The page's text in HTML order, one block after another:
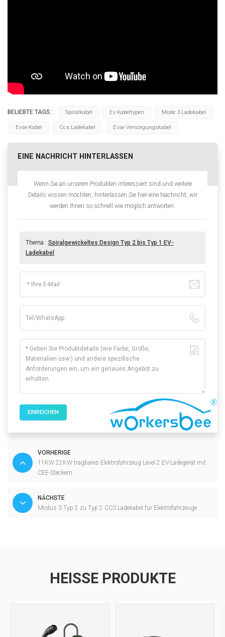
BELIEBTE TAGS : Spiralkabel Ev Kabeltypen Mode 3 Ladekabel
Evse-Kabel Ccs Ladekabel Evse Versorgungskabel
EINE NACHRICHT HINTERLASSEN
Wenn Sie an unseren Produkten interessiert sind und weitere
Details wissen möchten, hinterlassen Sie hier eine Nachricht, wir
werden Ihnen so schnell wie möglich antworten.
Thema : Spiralgewickeltes Design Typ 2 bis Typ 1 EV-
Ladekabel
EINREICHEN
VORHERIGE
11KW 22KW tragbares Elektrofahrzeug Level 2 EV-Ladegerät mit
CEE-Steckern
NÄCHSTE
Modus 3 Typ 2 zu Typ 2 CCS Ladekabel für Elektrofahrzeuge
HEISSE PRODUKTE